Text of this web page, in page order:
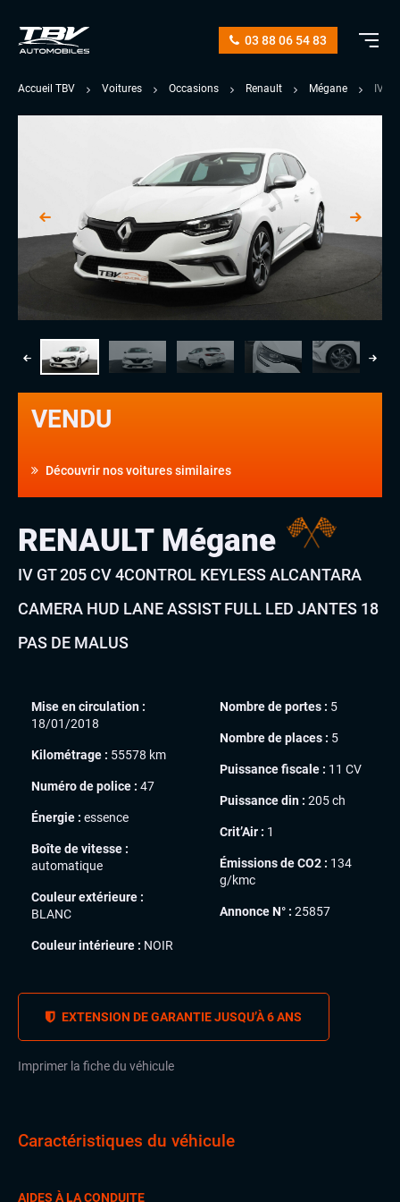
03 88 06 54 83
Accueil TBV Voitures Occasions Renault Mégane IV
VENDU
Découvrir nos voitures similaires
RENAULT Mégane
IV GT 205 CV 4CONTROL KEYLESS ALCANTARA
CAMERA HUD LANE ASSIST FULL LED JANTES 18
PAS DE MALUS
Mise en circulation :
18/01/2018
Kilométrage : 55578 km
Numéro de police : 47
Énergie : essence
Boîte de vitesse :
automatique
Couleur extérieure :
BLANC
Couleur intérieure : NOIR
Nombre de portes : 5
Nombre de places : 5
Puissance fiscale : 11 CV
Puissance din : 205 ch
Crit’Air : 1
Émissions de CO2 : 134
g/kmc
Annonce N° : 25857
EXTENSION DE GARANTIE JUSQU’À 6 ANS
Imprimer la fiche du véhicule
Caractéristiques du véhicule
AIDES À LA CONDUITE